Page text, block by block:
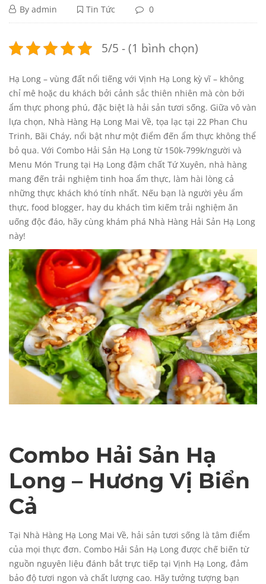
Hương
Vị
Hải
Sản
và
Món
Trung
Tại
Nhà
Hàng
Hạ
Long
Mai
Về
Tháng
4
2025
By admin Tin Tức 0
Hương
Vị
Hải
Sản
và
Món
Trung
Tại
Nhà
Hàng
Hạ
Long
Mai
Về
Tháng
18,
2025
2025-
5/5 - (1 bình chọn)
Hạ Long – vùng đất nổi tiếng với Vịnh Hạ Long kỳ vĩ – không
chỉ mê hoặc du khách bởi cảnh sắc thiên nhiên mà còn bởi
ẩm thực phong phú, đặc biệt là hải sản tươi sống. Giữa vô vàn
lựa chọn, Nhà Hàng Hạ Long Mai Về, tọa lạc tại 22 Phan Chu
Trinh, Bãi Cháy, nổi bật như một điểm đến ẩm thực không thể
bỏ qua. Với Combo Hải Sản Hạ Long từ 150k-799k/người và
Menu Món Trung tại Hạ Long đậm chất Tứ Xuyên, nhà hàng
mang đến trải nghiệm tinh hoa ẩm thực, làm hài lòng cả
những thực khách khó tính nhất. Nếu bạn là người yêu ẩm
thực, food blogger, hay du khách tìm kiếm trải nghiệm ăn
uống độc đáo, hãy cùng khám phá Nhà Hàng Hải Sản Hạ Long
này!
Combo Hải Sản Hạ
Long – Hương Vị Biển
Cả
Tại Nhà Hàng Hạ Long Mai Về, hải sản tươi sống là tâm điểm
của mọi thực đơn. Combo Hải Sản Hạ Long được chế biến từ
nguồn nguyên liệu đánh bắt trực tiếp tại Vịnh Hạ Long, đảm
bảo độ tươi ngon và chất lượng cao. Hãy tưởng tượng bạn